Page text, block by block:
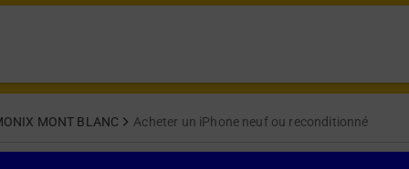
MONT BLANC Acheter un iPhone neuf ou reconditionné